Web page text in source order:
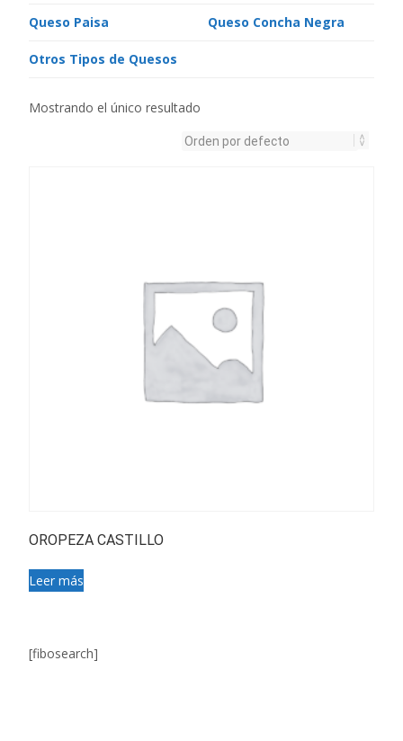
Queso Paisa Queso Concha Negra
Otros Tipos de Quesos
Mostrando el único resultado
OROPEZA CASTILLO
Leer más
[fibosearch]